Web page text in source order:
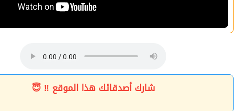
شارك أصدقائك هذا الموقع ‼ 😇